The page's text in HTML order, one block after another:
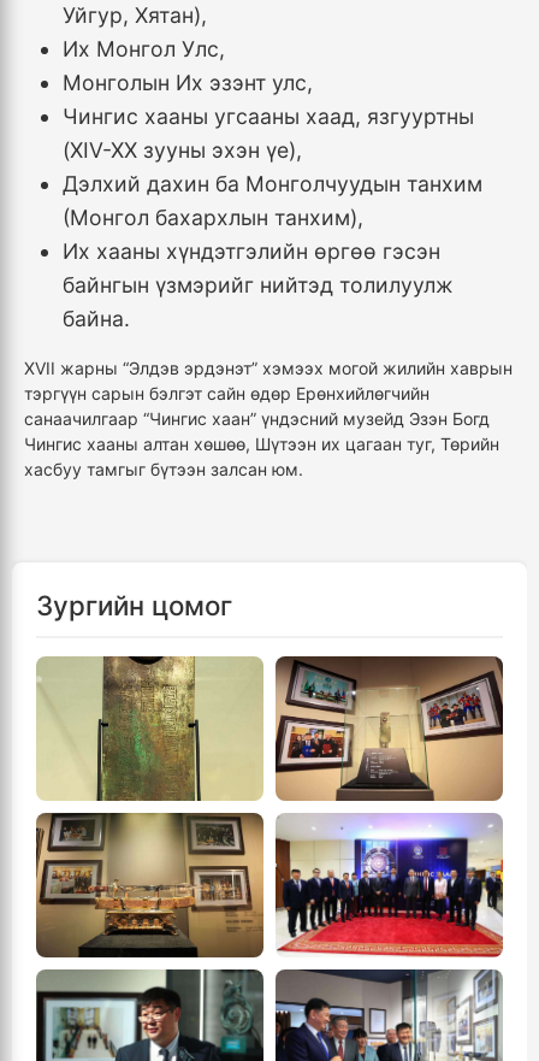
Уйгур, Хятан),
Их Монгол Улс,
Монголын Их эзэнт улс,
Чингис хааны угсааны хаад, язгууртны
(XIV-XX зууны эхэн үе),
Дэлхий дахин ба Монголчуудын танхим
(Монгол бахархлын танхим),
Их хааны хүндэтгэлийн өргөө гэсэн
байнгын үзмэрийг нийтэд толилуулж
байна.
XVII жарны “Элдэв эрдэнэт” хэмээх могой жилийн хаврын
тэргүүн сарын бэлгэт сайн өдөр Ерөнхийлөгчийн
санаачилгаар “Чингис хаан” үндэсний музейд Эзэн Богд
Чингис хааны алтан хөшөө, Шүтээн их цагаан туг, Төрийн
хасбуу тамгыг бүтээн залсан юм.
Зургийн цомог